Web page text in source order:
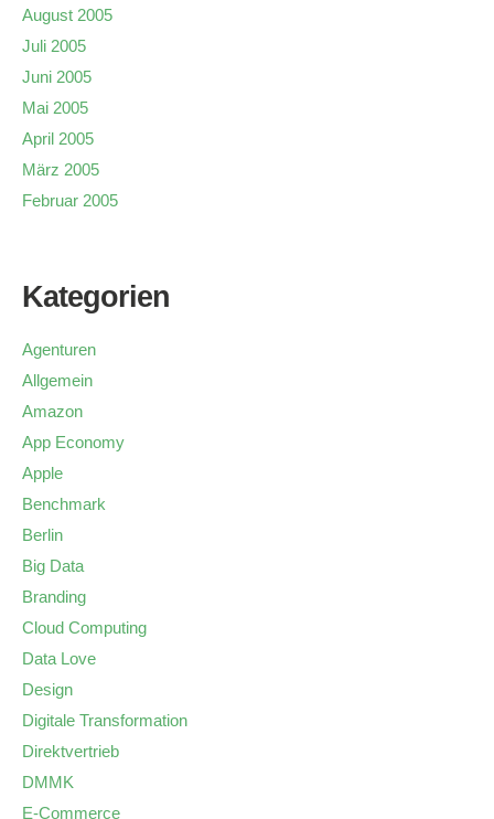
August 2005
Juli 2005
Juni 2005
Mai 2005
April 2005
März 2005
Februar 2005
Kategorien
Agenturen
Allgemein
Amazon
App Economy
Apple
Benchmark
Berlin
Big Data
Branding
Cloud Computing
Data Love
Design
Digitale Transformation
Direktvertrieb
DMMK
E-Commerce